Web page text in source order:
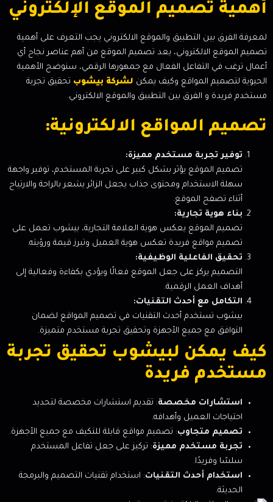
أهمية تصميم الموقع الإلكتروني
لمعرفة الفرق بين التطبيق والموقع الالكتروني يجب التعرف على أهمية
تصميم الموقع الالكتروني، يعد تصميم الموقع من أهم عناصر نجاح أي
أعمال ترغب في التفاعل الفعال مع جمهورها الرقمي، سنوضح الأهمية
الحيوية لتصميم المواقع وكيف يمكن لشركة بيشوب تحقيق تجربة
مستخدم فريدة و الفرق بين التطبيق والموقع الالكتروني.
تصميم المواقع الالكترونية:
توفير تجربة مستخدم مميزة:
تصميم الموقع يؤثر بشكل كبير على تجربة المستخدم، توفير واجهة
سهلة الاستخدام ومحتوى جذاب يجعل الزائر يشعر بالراحة والارتياح
أثناء تصفح الموقع.
بناء هوية تجارية:
تصميم الموقع يعكس هوية العلامة التجارية، بيشوب تعمل على
تصميم مواقع فريدة تعكس هوية العميل وتبرز قيمة ورؤيته.
تحقيق الفاعلية الوظيفية:
التصميم يركز على جعل الموقع فعالًا ويؤدي بكفاءة وفعالية إلى
أهداف العمل الرقمية.
التكامل مع أحدث التقنيات:
بيشوب تستخدم أحدث التقنيات في تصميم المواقع لضمان
التوافق مع جميع الأجهزة وتحقيق تجربة مستخدم متميزة.
كيف يمكن لبيشوب تحقيق تجربة
مستخدم فريدة
استشارات مخصصة: تقديم استشارات مخصصة لتحديد
احتياجات العميل وأهدافه.
تصميم متجاوب: تصميم مواقع قابلة للتكيف مع جميع الأجهزة.
تجربة مستخدم مميزة: تركيز على جعل تفاعل المستخدم
سلسًا وفريدًا.
استخدام أحدث التقنيات: استخدام تقنيات التصميم والبرمجة
الحديثة.